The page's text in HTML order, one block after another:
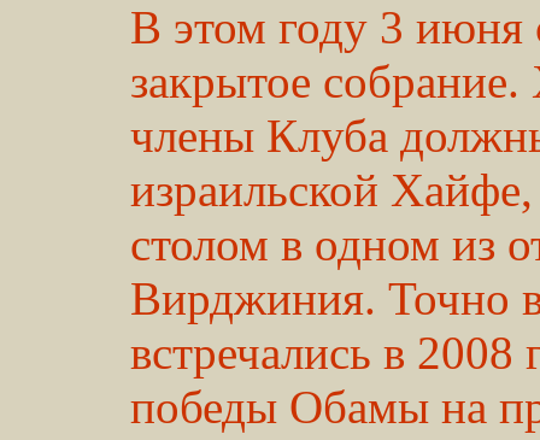
В этом году 3 июня
закрытое
члены Клуба
израильской
столом в одном из
Вирджиния. Точно
встречались в 2008
победы Обамы на